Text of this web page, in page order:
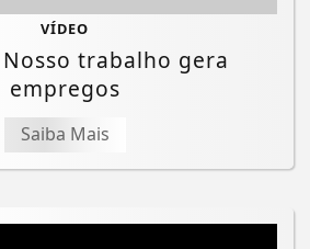
VÍDEO
trabalho gera
empregos
Saiba Mais